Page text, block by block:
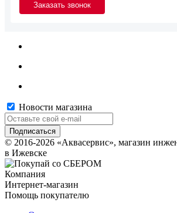
Новости магазина
© 2016-2026 «Аквасервис», магазин
в Ижевске
Компания
Интернет-магазин
Помощь покупателю